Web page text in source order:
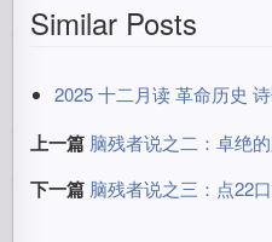
Similar Posts
2025 十二月读 革命历史
上一篇 脑残者说之二：卓绝的
下一篇 脑残者说之三：点22